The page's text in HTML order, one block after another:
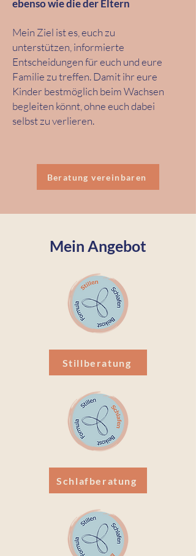
ebenso wie die der Eltern
Mein Ziel ist es, euch zu
unterstützen, informierte
Entscheidungen für euch und eure
Familie zu treffen.Damit ihr eure
Kinder bestmöglich beim Wachsen
begleiten könnt, ohne euch dabei
selbst zu verlieren.
Beratung vereinbaren
Mein Angebot
Stillberatung
Schlafberatung